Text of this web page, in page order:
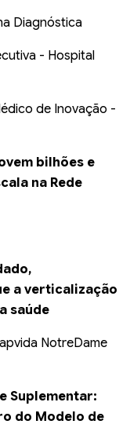
Diagnóstica
- Hospital
de Inovação -
bilhões e
na Rede
a verticalização
saúde
NotreDame
Suplementar:
do Modelo de